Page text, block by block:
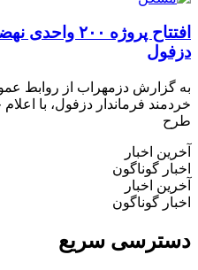
افتتاح پروژه
دزفول
به گزارش دزمهراب از روابط
طرح
آخرین اخبار
اخبار گوناگون
آخرین اخبار
اخبار گوناگون
دسترسی سریع